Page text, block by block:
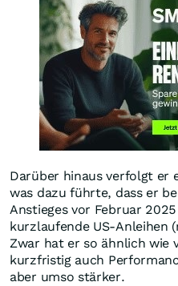
Darüber hinaus verfolgt er
was dazu führte, dass er
Anstieges vor Februar
kurzlaufende US-Anleihen
Zwar hat er so ähnlich wie
kurzfristig auch
aber umso stärker.